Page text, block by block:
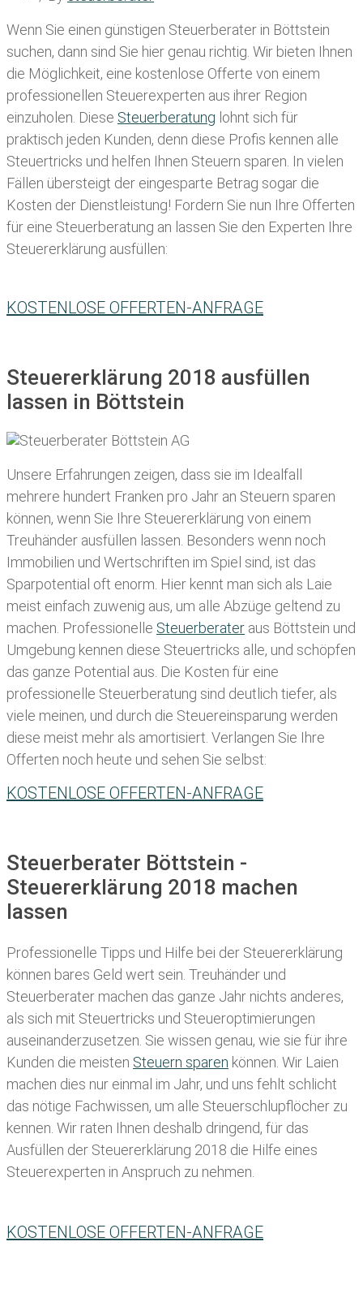
Wenn Sie einen günstigen Steuerberater in Böttstein
suchen, dann sind Sie hier genau richtig. Wir bieten Ihnen
die Möglichkeit, eine kostenlose Offerte von einem
professionellen Steuerexperten aus ihrer Region
einzuholen. Diese Steuerberatung lohnt sich für
praktisch jeden Kunden, denn diese Profis kennen alle
Steuertricks und helfen Ihnen Steuern sparen. In vielen
Fällen übersteigt der eingesparte Betrag sogar die
Kosten der Dienstleistung! Fordern Sie nun Ihre Offerten
für eine Steuerberatung an lassen Sie den Experten Ihre
Steuererklärung ausfüllen:
KOSTENLOSE OFFERTEN-ANFRAGE
Steuererklärung 2018 ausfüllen
lassen in Böttstein
Unsere Erfahrungen zeigen, dass sie im Idealfall
mehrere hundert Franken pro Jahr an Steuern sparen
können, wenn Sie Ihre Steuererklärung von einem
Treuhänder ausfüllen lassen . Besonders wenn noch
Immobilien und Wertschriften im Spiel sind, ist das
Sparpotential oft enorm. Hier kennt man sich als Laie
meist einfach zuwenig aus, um alle Abzüge geltend zu
machen. Professionelle Steuerberater aus Böttstein und
Umgebung kennen diese Steuertricks alle, und schöpfen
das ganze Potential aus. Die Kosten für eine
professionelle Steuerberatung sind deutlich tiefer, als
viele meinen, und durch die Steuereinsparung werden
diese meist mehr als amortisiert. Verlangen Sie Ihre
Offerten noch heute und sehen Sie selbst:
KOSTENLOSE OFFERTEN-ANFRAGE
Steuerberater Böttstein -
Steuererklärung 2018 machen
lassen
Professionelle Tipps und Hilfe bei der Steuererklärung
können bares Geld wert sein. Treuhänder und
Steuerberater machen das ganze Jahr nichts anderes,
als sich mit Steuertricks und Steueroptimierungen
auseinanderzusetzen. Sie wissen genau, wie sie für ihre
Kunden die meisten Steuern sparen können. Wir Laien
machen dies nur einmal im Jahr, und uns fehlt schlicht
das nötige Fachwissen, um alle Steuerschlupflöcher zu
kennen. Wir raten Ihnen deshalb dringend, für das
Ausfüllen der Steuererklärung 2018 die Hilfe eines
Steuerexperten in Anspruch zu nehmen.
KOSTENLOSE OFFERTEN-ANFRAGE